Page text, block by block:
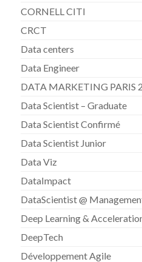
CORNELL CITI
CRCT
Data centers
Data Engineer
DATA MARKETING PARIS
Data Scientist – Graduate
Data Scientist Confirmé
Data Scientist Junior
Data Viz
DataImpact
DataScientist @
Deep Learning &
DeepTech
Développement Agile